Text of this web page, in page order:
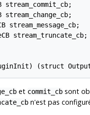
stream_commit_cb;
stream_change_cb;
stream_message_cb;
stream_truncate_cb;
(struct
et commit_cb sont
n'est pas